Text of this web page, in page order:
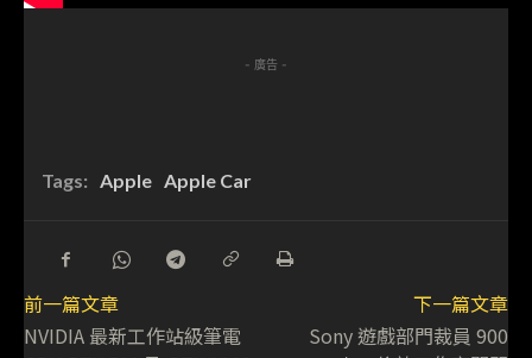
- 廣告 -
Tags: Apple Apple Car
前一篇文章
NVIDIA 最新工作站級筆電
下一篇文章
Sony 遊戲部門裁員 900